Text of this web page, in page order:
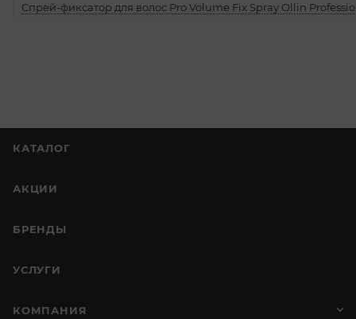
Спрей-фиксатор для волос Pro Volume Fix Spray Ollin
КАТАЛОГ
АКЦИИ
БРЕНДЫ
УСЛУГИ
КОМПАНИЯ